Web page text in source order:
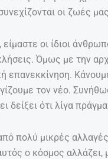
οι ζωές
οι ίδιοι
Όμως με την
επανεκκίνηση.
τον νέο.
δείξει ότι λίγα
πολύ μικρές
ο κόσμος αλλάζει,